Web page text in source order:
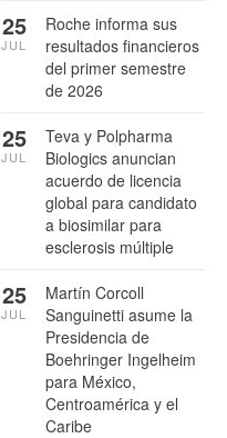
Roche informa sus
resultados financieros
del primer semestre
de 2026
25
JUL
Teva y Polpharma
Biologics anuncian
acuerdo de licencia
global para candidato
a biosimilar para
esclerosis múltiple
25
JUL
Martín Corcoll
Sanguinetti asume la
Presidencia de
Boehringer Ingelheim
para México,
Centroamérica y el
Caribe
25
JUL